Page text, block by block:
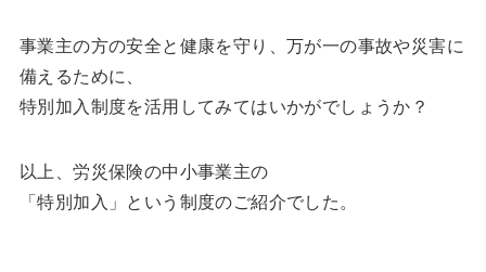
事業主の方の安全と健康を守り、万が一の事故や災害に
備えるために、
特別加入制度を活用してみてはいかがでしょうか？
以上、労災保険の中小事業主の
「特別加入」という制度のご紹介でした。